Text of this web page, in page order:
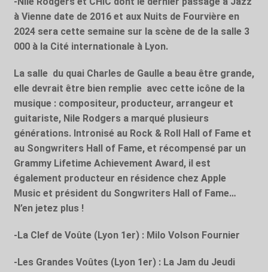
à Vienne date de 2016 et aux Nuits de Fourvière en
2024 sera cette semaine sur la scène de de la salle 3
000 à la Cité internationale à Lyon.
La salle du quai Charles de Gaulle a beau être grande,
elle devrait être bien remplie avec cette icône de la
musique : compositeur, producteur, arrangeur et
guitariste, Nile Rodgers a marqué plusieurs
générations. Intronisé au Rock & Roll Hall of Fame et
au Songwriters Hall of Fame, et récompensé par un
Grammy Lifetime Achievement Award, il est
également producteur en résidence chez Apple
Music et président du Songwriters Hall of Fame…
N’en jetez plus !
-La Clef de Voûte (Lyon 1er) : Milo Volson Fournier
-Les Grandes Voûtes (Lyon 1er) : La Jam du Jeudi